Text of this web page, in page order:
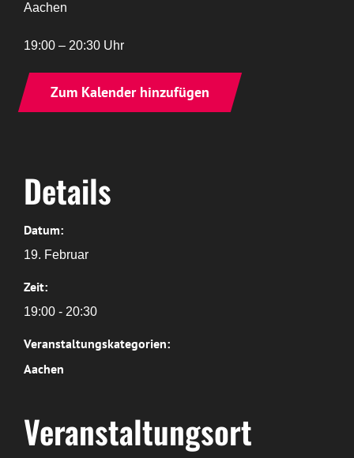
Aachen
19:00 – 20:30 Uhr
Zum Kalender hinzufügen
Details
Datum:
19. Februar
Zeit:
19:00 - 20:30
Veranstaltungskategorien:
Aachen
Veranstaltungsort